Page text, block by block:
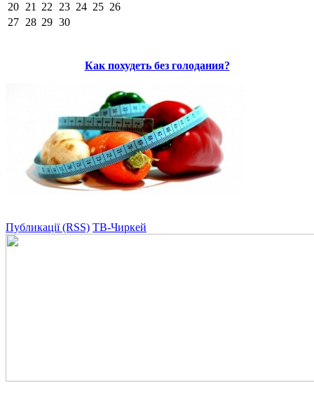
20 21 22 23 24 25 26
27 28 29 30
Как похудеть без голодания?
Публикації (RSS) ТВ-Чиркей